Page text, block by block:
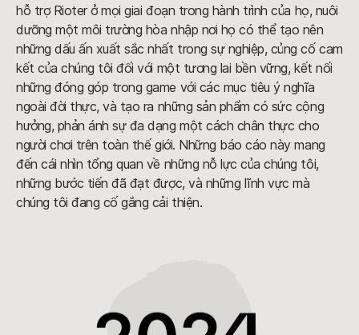
hỗ trợ Rioter ở mọi giai đoạn trong hành trình của họ, nuôi
dưỡng một môi trường hòa nhập nơi họ có thể tạo nên
những dấu ấn xuất sắc nhất trong sự nghiệp, củng cố cam
kết của chúng tôi đối với một tương lai bền vững, kết nối
những đóng góp trong game với các mục tiêu ý nghĩa
ngoài đời thực, và tạo ra những sản phẩm có sức cộng
hưởng, phản ánh sự đa dạng một cách chân thực cho
người chơi trên toàn thế giới. Những báo cáo này mang
đến cái nhìn tổng quan về những nỗ lực của chúng tôi,
những bước tiến đã đạt được, và những lĩnh vực mà
chúng tôi đang cố gắng cải thiện.